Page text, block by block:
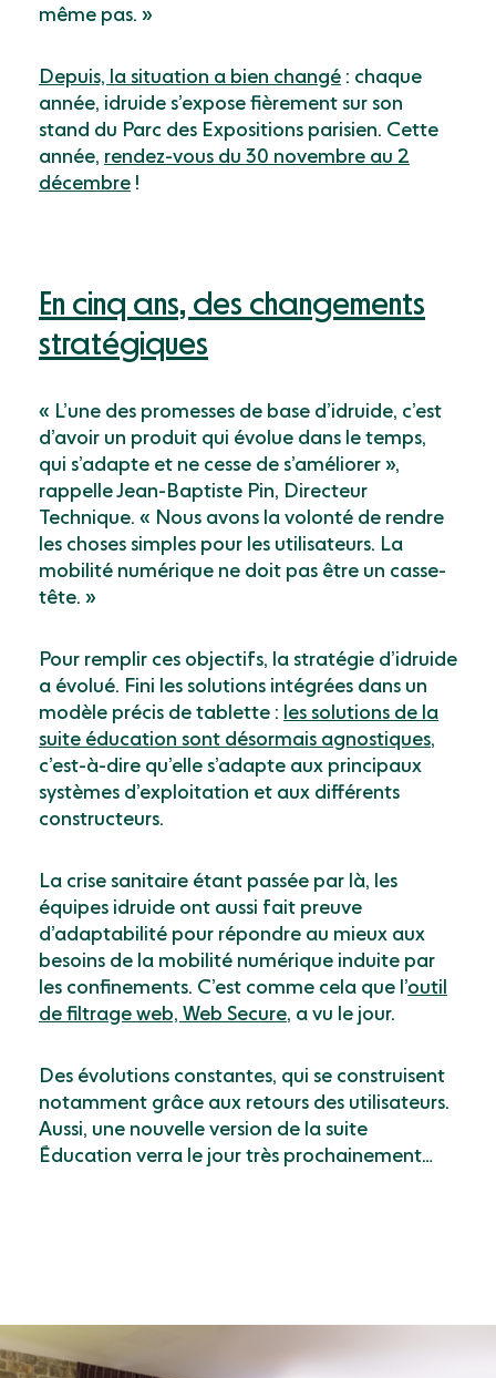
même pas. »
Depuis, la situation a bien changé : chaque
année, idruide s’expose fièrement sur son
stand du Parc des Expositions parisien. Cette
année, rendez-vous du 30 novembre au 2
décembre !
En cinq ans, des changements
stratégiques
« L’une des promesses de base d’idruide, c’est
d’avoir un produit qui évolue dans le temps,
qui s’adapte et ne cesse de s’améliorer »,
rappelle Jean-Baptiste Pin, Directeur
Technique. « Nous avons la volonté de rendre
les choses simples pour les utilisateurs. La
mobilité numérique ne doit pas être un casse-
tête. »
Pour remplir ces objectifs, la stratégie d’idruide
a évolué. Fini les solutions intégrées dans un
modèle précis de tablette : les solutions de la
suite éducation sont désormais agnostiques,
c’est-à-dire qu’elle s’adapte aux principaux
systèmes d’exploitation et aux différents
constructeurs.
La crise sanitaire étant passée par là, les
équipes idruide ont aussi fait preuve
d’adaptabilité pour répondre au mieux aux
besoins de la mobilité numérique induite par
les confinements. C’est comme cela que l’outil
de filtrage web, Web Secure, a vu le jour.
Des évolutions constantes, qui se construisent
notamment grâce aux retours des utilisateurs.
Aussi, une nouvelle version de la suite
Éducation verra le jour très prochainement…